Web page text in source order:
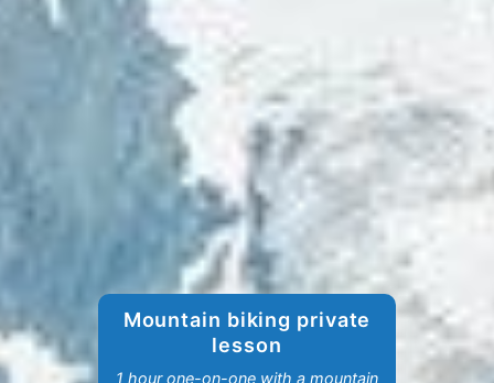
Mountain biking private
lesson
1 hour one-on-one with a mountain